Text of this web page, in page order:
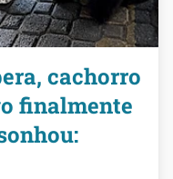
cachorro
finalmente